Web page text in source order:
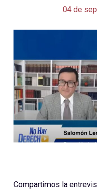
04 de
Compartimos la